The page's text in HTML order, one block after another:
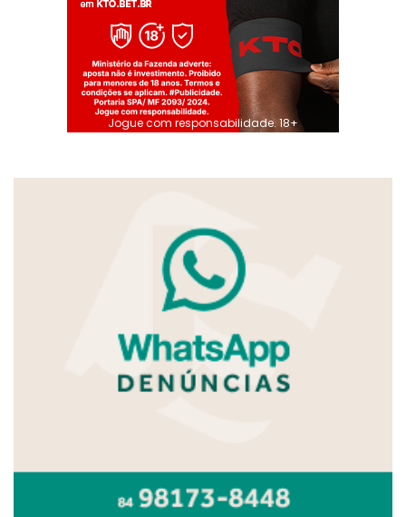
Jogue com responsabilidade. 18+